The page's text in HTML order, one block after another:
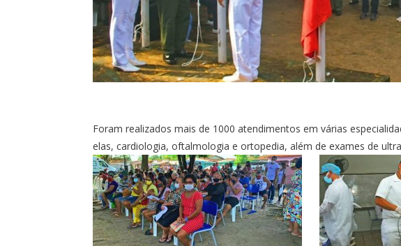
Foram realizados mais de 1000 atendimentos em várias
elas, cardiologia, oftalmologia e ortopedia, além de exames de